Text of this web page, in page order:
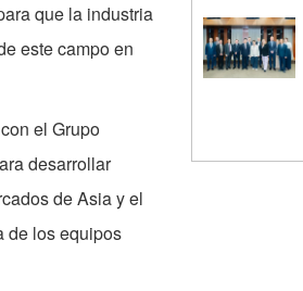
que la industria
este campo en
el Grupo
desarrollar
de Asia y el
de los equipos